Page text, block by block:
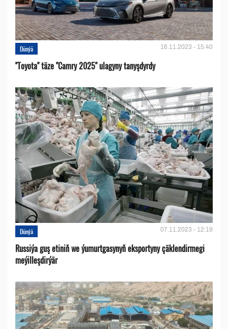
Dünýä 16.11.2023 - 15:40
''Toyota" täze "Camry 2025" ulagyny tanyşdyrdy
Dünýä 07.11.2023 - 12:19
Russiýa guş etiniň we ýumurtgasynyň eksportyny çäklendirmegi
meýilleşdirýär